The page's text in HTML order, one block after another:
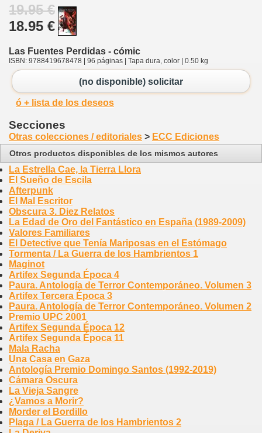
19.95 €
18.95 €
Las Fuentes Perdidas - cómic
ISBN: 9788419678478 | 96 páginas | Tapa dura, color | 0.50 kg
(no disponible) solicitar
ó + lista de los deseos
Secciones
Otras colecciones / editoriales > ECC Ediciones
Otros productos disponibles de los mismos autores
La Estrella Cae, la Tierra Llora
El Sueño de Escila
Afterpunk
El Mal Escritor
Obscura 3. Diez Relatos
La Edad de Oro del Fantástico en España (1989-2009)
Valores Familiares
El Detective que Tenía Mariposas en el Estómago
Tormenta / La Guerra de los Hambrientos 1
Maginot
Artifex Segunda Época 4
Paura. Antología de Terror Contemporáneo. Volumen 3
Artifex Tercera Época 3
Paura. Antología de Terror Contemporáneo. Volumen 2
Premio UPC 2001
Artifex Segunda Época 12
Artifex Segunda Época 11
Mala Racha
Una Casa en Gaza
Antología Premio Domingo Santos (1992-2019)
Cámara Oscura
La Vieja Sangre
¿Vamos a Morir?
Morder el Bordillo
Plaga / La Guerra de los Hambrientos 2